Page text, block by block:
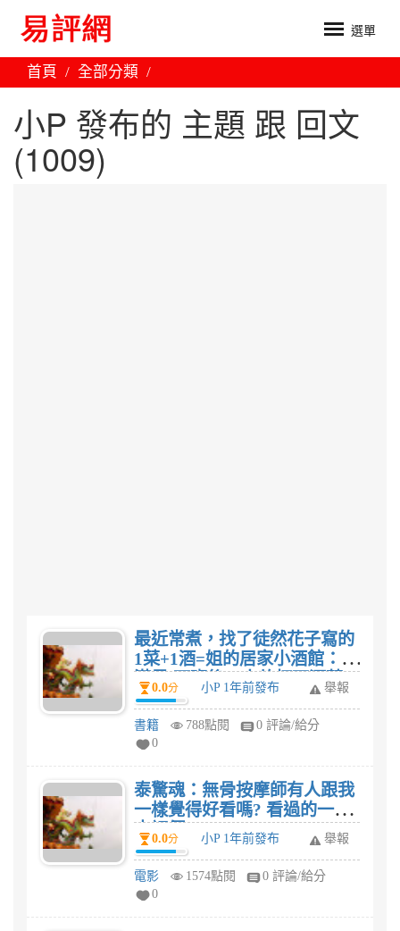
選單
首頁 全部分類
小P 發布的 主題 跟 回文
(1009)
最近常煮，找了徒然花子寫的
1菜+1酒=姐的居家小酒館：大
滿足!下班後一人乾杯下酒菜，
10分鐘輕鬆上菜這本食譜，我
想家人有口福了。
0.0分 小P 1年前發布 舉報
書籍 788點閱
0 評論/給分
0
泰驚魂：無骨按摩師有人跟我
一樣覺得好看嗎? 看過的一起
來評價。
0.0分 小P 1年前發布 舉報
電影 1574點閱
0 評論/給分
0